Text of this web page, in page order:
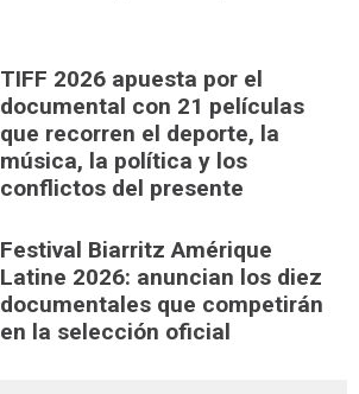
TIFF 2026 apuesta por el
documental con 21 películas
que recorren el deporte, la
música, la política y los
conflictos del presente
Festival Biarritz Amérique
Latine 2026: anuncian los diez
documentales que competirán
en la selección oficial